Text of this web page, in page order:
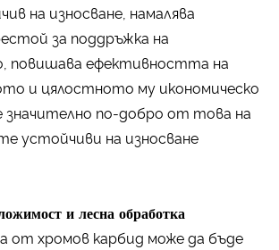
на износване, намалява
за поддръжка на
повишава ефективността на
и цялостното му икономическо
значително по-добро от това на
устойчиви на износване
и лесна обработка
от хромов карбид може да бъде